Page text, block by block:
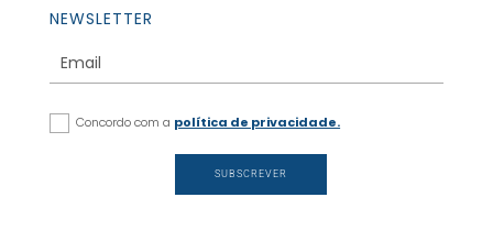
NEWSLETTER
Concordo com a política de privacidade.
SUBSCREVER